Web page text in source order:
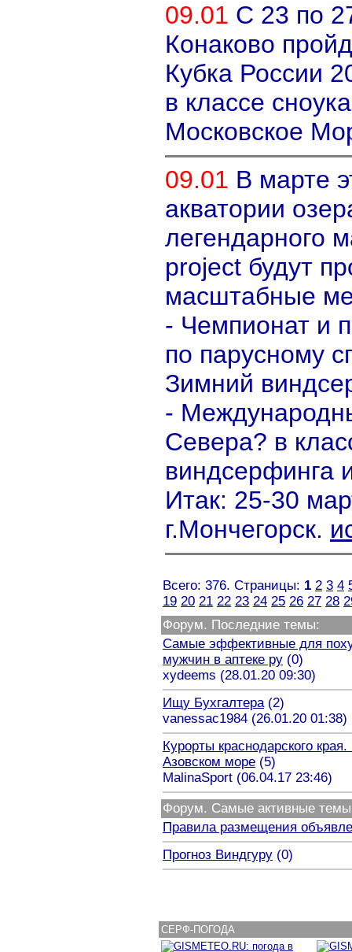
09.01 С 23 по
Конаково
Кубка России
в классе
Московское
09.01 В марте
акватории
легендарного
project будут
масштабные
- Чемпионат и
по парусному
Зимний
-
Севера? в
виндсерфинга
Итак: 25-30
г.Мончегорск.
Всего: 376. Страницы: 1 2 3 4
19 20 21 22 23 24 25 26 27 28
Форум. Последние темы:
Самые эффективные для
мужчин в аптеке ру (0)
xydeems (28.01.20 09:30)
Ищу Бухгалтера(2)
vanessac1984 (26.01.20 01:38)
Курорты краснодарского
Азовском море (5)
MalinaSport (06.04.17 23:46)
Форум. Самые активные
Правила размещения
Прогноз Виндгуру (0)
СЕРФ-ПОГОДА